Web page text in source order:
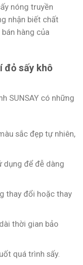
nóng truyền
nhận biết chất
hàng của
đỏ sấy khô
SUNSAY có những
sắc đẹp tự nhiên,
dụng để đễ dàng
thay đổi hoặc thay
thời gian bảo
quá trình sấy.